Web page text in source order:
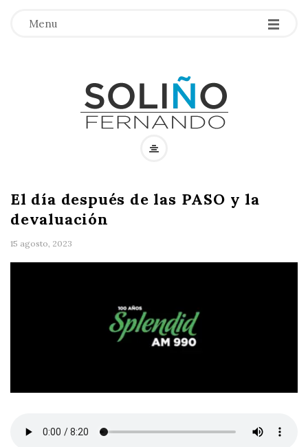
Menu
r
o
S
El día después de las PASO y la
devaluación
15 agosto, 2023